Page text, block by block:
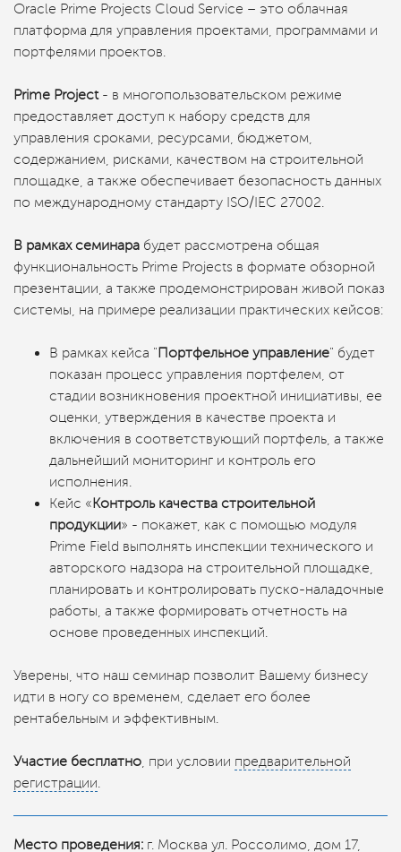
Oracle Prime Projects Cloud Service – это облачная
платформа для управления проектами, программами и
портфелями проектов.
Prime Project- в многопользовательском режиме
предоставляет доступ к набору средств для
управления сроками, ресурсами, бюджетом,
содержанием, рисками, качеством на строительной
площадке, а также обеспечивает безопасность данных
по международному стандарту ISO/IEC 27002.
В рамках семинара будет рассмотрена общая
функциональность Prime Projects в формате обзорной
презентации, а также продемонстрирован живой показ
системы, на примере реализации практических кейсов:
В рамках кейса "Портфельное управление" будет
показан процесс управления портфелем, от
стадии возникновения проектной инициативы, ее
оценки, утверждения в качестве проекта и
включения в соответствующий портфель, а также
дальнейший мониторинг и контроль его
исполнения.
Кейс «Контроль качества строительной
продукции» - покажет, как с помощью модуля
Prime Field выполнять инспекции технического и
авторского надзора на строительной площадке,
планировать и контролировать пуско-наладочные
работы, а также формировать отчетность на
основе проведенных инспекций.
Уверены, что наш семинар позволит Вашему бизнесу
идти в ногу со временем, сделает его более
рентабельным и эффективным.
Участие бесплатно , при условии предварительной
регистрации.
Место проведения: г. Москва ул. Россолимо, дом 17,